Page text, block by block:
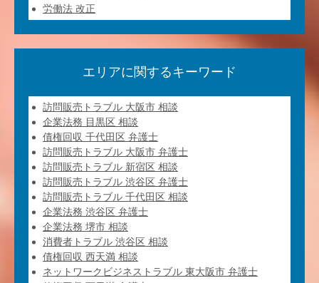
労働法 改正
エリアに関するキーワード
訪問販売トラブル 大阪市 相談
企業法務 目黒区 相談
債権回収 千代田区 弁護士
訪問販売トラブル 大阪市 弁護士
訪問販売トラブル 新宿区 相談
訪問販売トラブル 渋谷区 弁護士
訪問販売トラブル 千代田区 相談
企業法務 渋谷区 弁護士
企業法務 堺市 相談
消費者トラブル 渋谷区 相談
債権回収 西天満 相談
ネットワークビジネストラブル 東大阪市 弁護士